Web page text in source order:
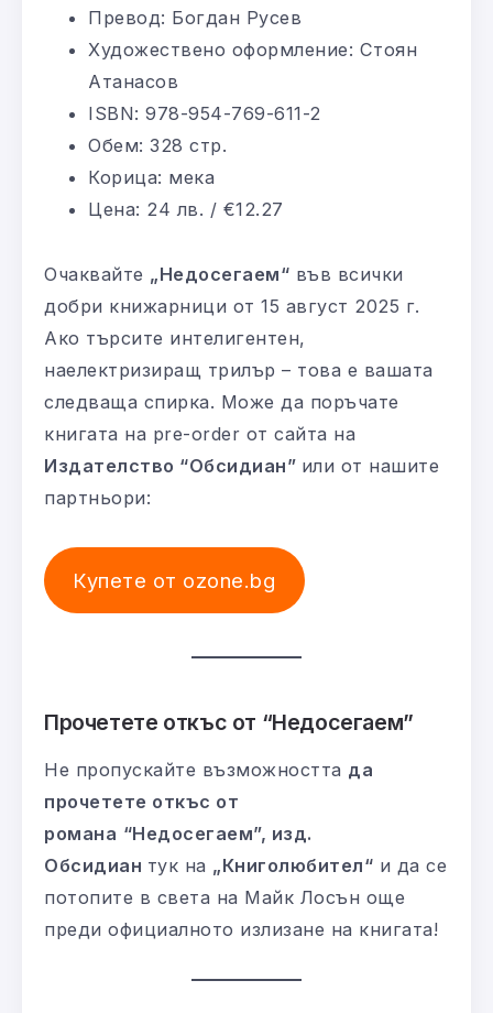
Превод: Богдан Русев
Художествено оформление: Стоян
Атанасов
ISBN: 978-954-769-611-2
Обем: 328 стр.
Корица: мека
Цена: 24 лв. / €12.27
Очаквайте „Недосегаем“ във всички
добри книжарници от 15 август 2025 г.
Ако търсите интелигентен,
наелектризиращ трилър – това е вашата
следваща спирка. Може да поръчате
книгата на pre-order от сайта на
Издателство “Обсидиан” или от нашите
партньори:
Купете от ozone.bg
Прочетете откъс от “Недосегаем”
Не пропускайте възможността да
прочетете откъс от
романа “Недосегаем”, изд.
Обсидиан тук на „Книголюбител“ и да се
потопите в света на Майк Лосън още
преди официалното излизане на книгата!